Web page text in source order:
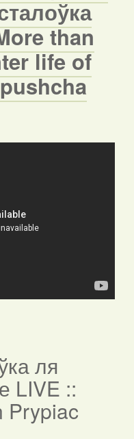
than
life of
ля
LIVE ::
Prypiac